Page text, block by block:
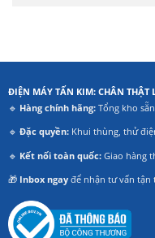
ĐIỆN MÁY TẤN KIM: CHÂN THẬT
🔹 Hàng chính hãng:Tổng kho
🔹 Đặc quyền:Khui thùng, thử
🔹 Kết nối toàn quốc:Giao hàng
🎁 Inbox ngayđể nhận tư vấn tận